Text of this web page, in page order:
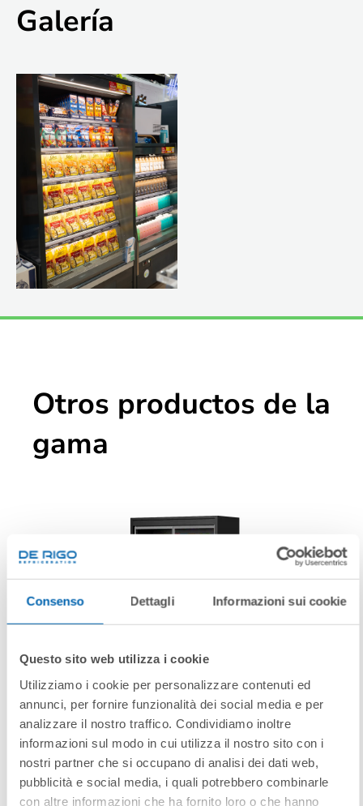
Consenso Dettagli Informazioni sui cookie
Utilizziamo i cookie per personalizzare contenuti ed
annunci, per fornire funzionalità dei social media e per
analizzare il nostro traffico. Condividiamo inoltre
informazioni sul modo in cui utilizza il nostro sito con i
nostri partner che si occupano di analisi dei dati web,
pubblicità e social media, i quali potrebbero combinarle
con altre informazioni che ha fornito loro o che hanno
raccolto dal suo utilizzo dei loro servizi.
Galería
Otros productos de la
gama
ONYX DOORS